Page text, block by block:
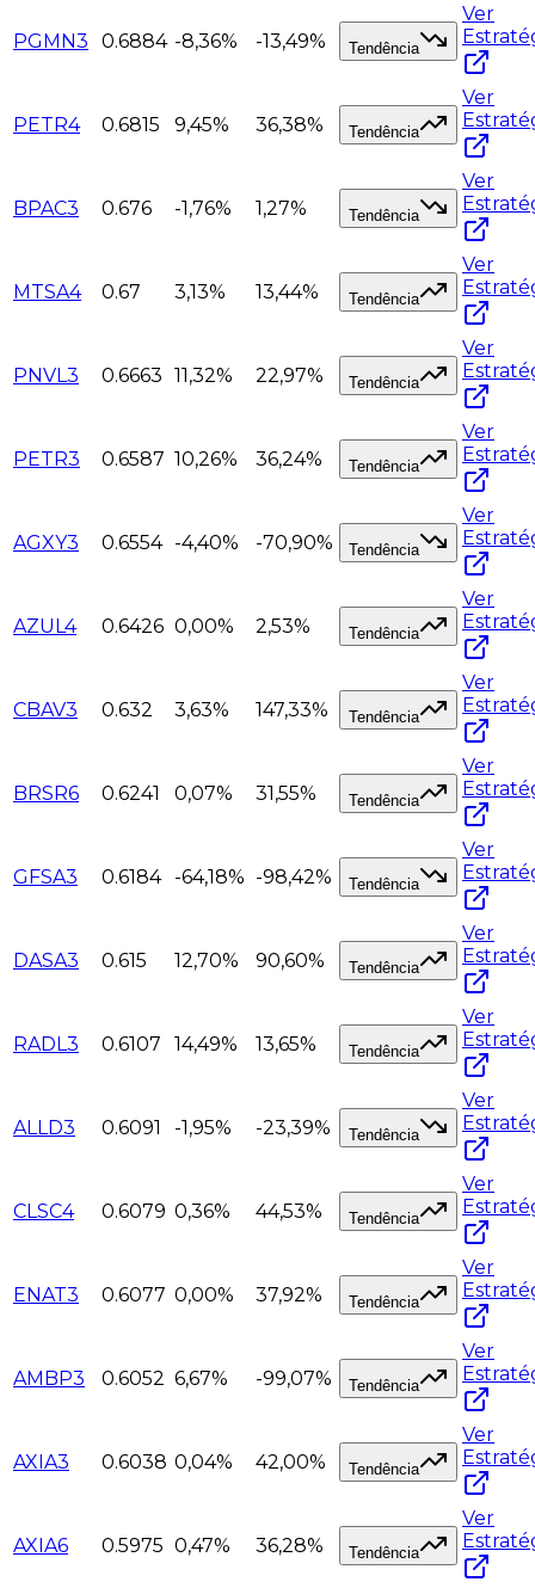
PGMN3 0.6884 -8,36% -13,49% Tendência
Ver
PETR4 0.6815 9,45% 36,38% Tendência
Ver
BPAC3 0.676 -1,76% 1,27% Tendência
Ver
MTSA4 0.67 3,13% 13,44% Tendência
Ver
PNVL3 0.6663 11,32% 22,97% Tendência
Ver
PETR3 0.6587 10,26% 36,24% Tendência
Ver
AGXY3 0.6554 -4,40% -70,90% Tendência
Ver
AZUL4 0.6426 0,00% 2,53% Tendência
Ver
CBAV3 0.632 3,63% 147,33% Tendência
Ver
BRSR6 0.6241 0,07% 31,55% Tendência
Ver
GFSA3 0.6184 -64,18% -98,42% Tendência
Ver
DASA3 0.615 12,70% 90,60% Tendência
Ver
RADL3 0.6107 14,49% 13,65% Tendência
Ver
ALLD3 0.6091 -1,95% -23,39% Tendência
Ver
CLSC4 0.6079 0,36% 44,53% Tendência
Ver
ENAT3 0.6077 0,00% 37,92% Tendência
Ver
AMBP3 0.6052 6,67% -99,07% Tendência
Ver
AXIA3 0.6038 0,04% 42,00% Tendência
Ver
AXIA6 0.5975 0,47% 36,28% Tendência
Ver